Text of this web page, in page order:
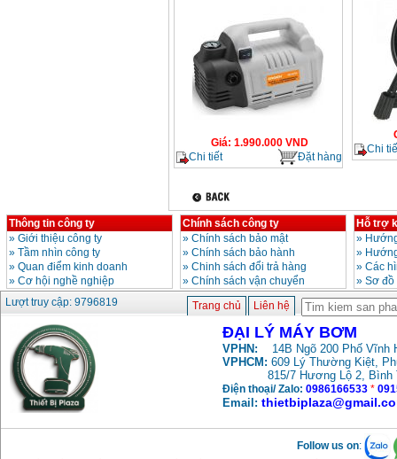
Giá: 1.990.000VND
Chi tiết
Đặt hàng
Chi
Thông tin công ty
» Giới thiệu công ty
» Tầm nhìn công ty
» Quan điểm kinh doanh
» Cơ hội nghề nghiệp
Chính sách công ty
» Chính sách bảo mật
» Chính sách bảo hành
» Chinh sách đổi trả hàng
» Chính sách vận chuyển
Hỗ trợ
»
»
» Các
» Sơ
Lượt truy cập: 9796819
Trang chủ Liên hệ
ĐẠI LÝ MÁY BƠM
VPHN: 14B Ngõ 200 Phố Vĩnh
VPHCM: 609 Lý Thường Kiệt,
815/7 Hương Lộ 2, Bình
Điện thoại/ Zalo: 0986166533 *
Email:
Follow us on: